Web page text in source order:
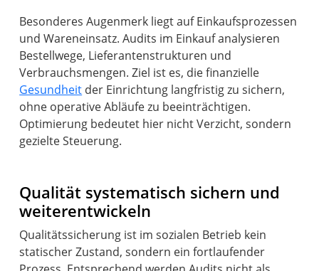
Besonderes Augenmerk liegt auf Einkaufsprozessen
und Wareneinsatz. Audits im Einkauf analysieren
Bestellwege, Lieferantenstrukturen und
Verbrauchsmengen. Ziel ist es, die finanzielle
Gesundheit der Einrichtung langfristig zu sichern,
ohne operative Abläufe zu beeinträchtigen.
Optimierung bedeutet hier nicht Verzicht, sondern
gezielte Steuerung.
Qualität systematisch sichern und
weiterentwickeln
Qualitätssicherung ist im sozialen Betrieb kein
statischer Zustand, sondern ein fortlaufender